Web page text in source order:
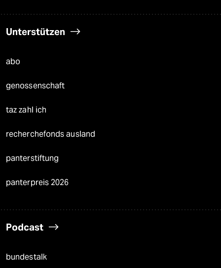
Unterstützen
abo
genossenschaft
taz zahl ich
recherchefonds ausland
panterstiftung
panterpreis 2026
Podcast
bundestalk